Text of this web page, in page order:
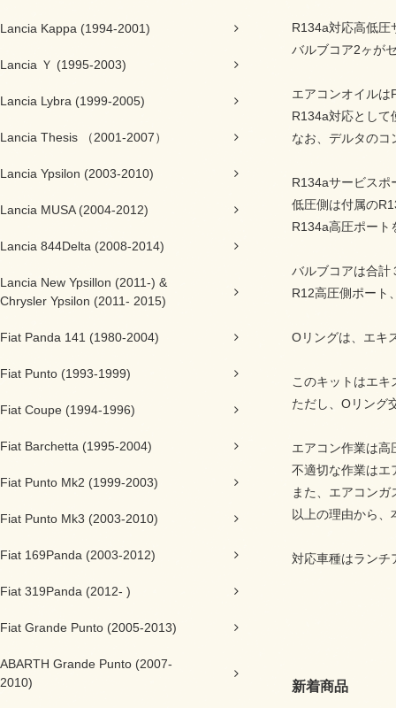
Lancia Kappa (1994-2001)
Lancia Ｙ (1995-2003)
Lancia Lybra (1999-2005)
Lancia Thesis （2001-2007）
Lancia Ypsilon (2003-2010)
Lancia MUSA (2004-2012)
Lancia 844Delta (2008-2014)
Lancia New Ypsillon (2011-) &
Chrysler Ypsilon (2011- 2015)
Fiat Panda 141 (1980-2004)
Fiat Punto (1993-1999)
Fiat Coupe (1994-1996)
Fiat Barchetta (1995-2004)
Fiat Punto Mk2 (1999-2003)
Fiat Punto Mk3 (2003-2010)
Fiat 169Panda (2003-2012)
Fiat 319Panda (2012- )
Fiat Grande Punto (2005-2013)
ABARTH Grande Punto (2007-
2010)
R134a対応高低圧
バルブコア2ヶが
エアコンオイルは
R134a対応として
なお、デルタの
R134aサービスポ
低圧側は付属の
R134a高圧ポート
バルブコアは合計
R12高圧側ポート
Oリングは、エキ
このキットはエ
ただし、Oリング
エアコン作業は高
不適切な作業はエ
また、エアコン
以上の理由から
対応車種はランチ
新着商品